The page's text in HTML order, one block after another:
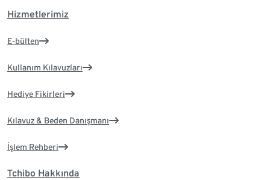
Hizmetlerimiz
E-bülten
Kullanım Kılavuzları
Hediye Fikirleri
Kılavuz & Beden Danışmanı
İşlem Rehberi
Tchibo Hakkında